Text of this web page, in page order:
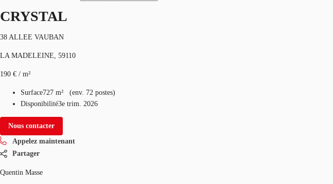
CRYSTAL
38 ALLEE VAUBAN
LA MADELEINE, 59110
190 € / m²
Surface727 m² (env. 72 postes)
Disponibilité3e trim. 2026
Nous contacter
Appelez maintenant
Partager
Quentin Masse